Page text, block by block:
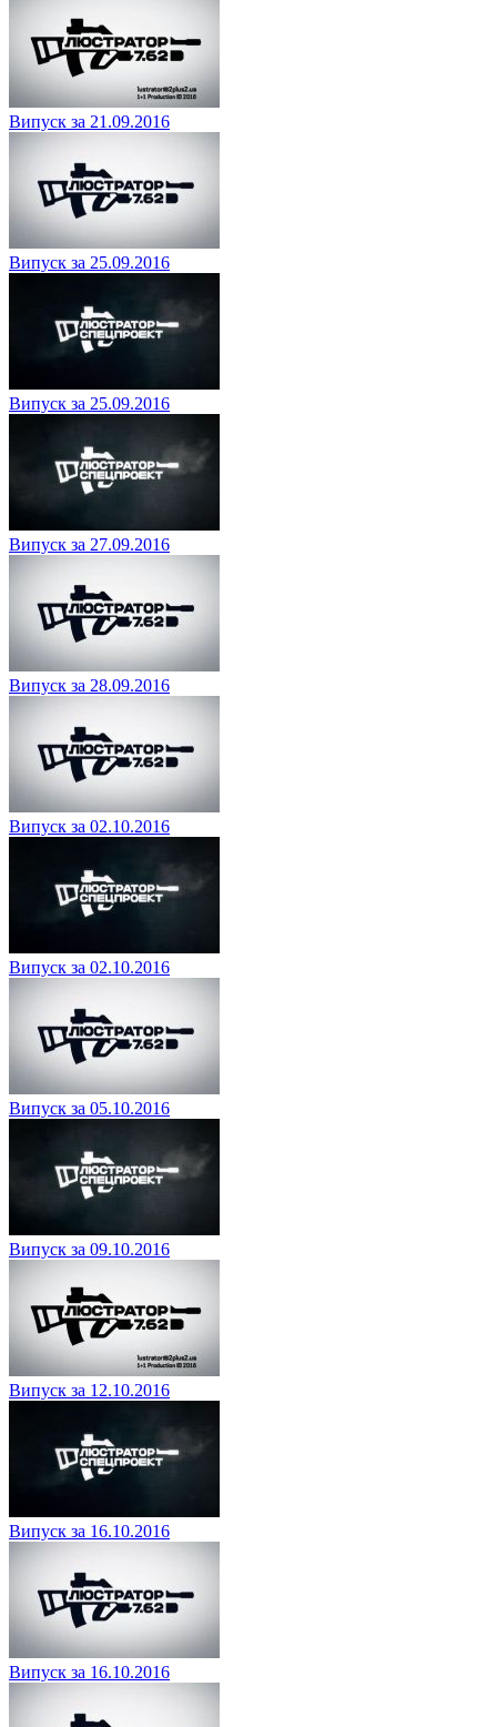
Випуск за 21.09.2016
Випуск за 25.09.2016
Випуск за 25.09.2016
Випуск за 27.09.2016
Випуск за 28.09.2016
Випуск за 02.10.2016
Випуск за 02.10.2016
Випуск за 05.10.2016
Випуск за 09.10.2016
Випуск за 12.10.2016
Випуск за 16.10.2016
Випуск за 16.10.2016